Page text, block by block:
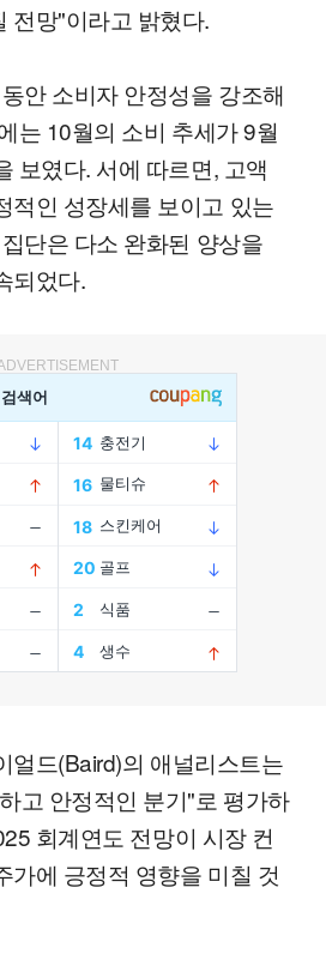
전망"이라고 밝혔다.
안 소비자 안정성을 강조해
는 10월의 소비 추세가 9월
보였다. 서에 따르면, 고액
적인 성장세를 보이고 있는
단은 다소 완화된 양상을
되었다.
얼드(Baird)의 애널리스트는
고 안정적인 분기"로 평가하
회계연도 전망이 시장 컨
가에 긍정적 영향을 미칠 것